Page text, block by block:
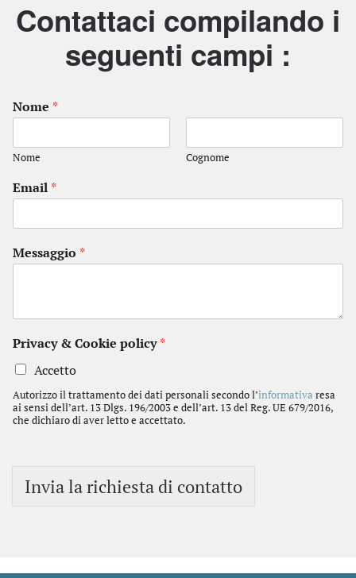
Contattaci compilando i
seguenti campi :
Nome *
Nome Cognome
Email *
Messaggio *
Privacy & Cookie policy*
Accetto
Autorizzo il trattamento dei dati personali secondo l’informativa resa
ai sensi dell’art. 13 Dlgs. 196/2003 e dell’art. 13 del Reg. UE 679/2016,
che dichiaro di aver letto e accettato.
Invia la richiesta di contatto